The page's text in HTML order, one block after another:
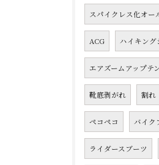
スパイクレス化オー
ACG ハイキング
エアズームアップテ
靴底剥がれ 割れ
ペコペコ バイク
ライダースブーツ